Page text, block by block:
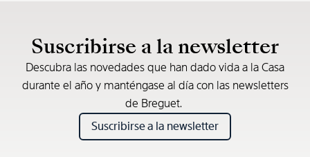
Suscribirse a la newsletter
Descubra las novedades que han dado vida a la Casa
durante el año y manténgase al día con las newsletters
de Breguet.
Suscribirse a la newsletter